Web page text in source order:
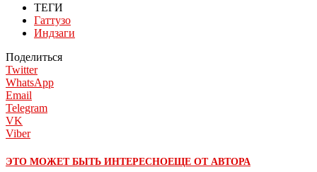
ТЕГИ
Гаттузо
Индзаги
Поделиться
Twitter
WhatsApp
Email
Telegram
VK
Viber
ЭТО МОЖЕТ БЫТЬ ИНТЕРЕСНОЕЩЕ ОТ АВТОРА